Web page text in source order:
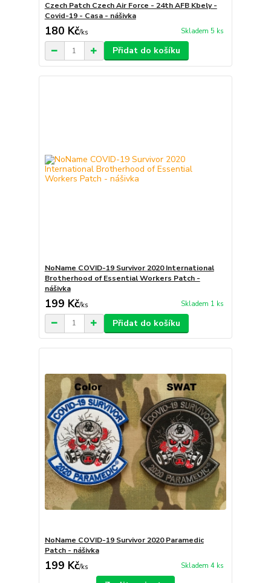
Czech Patch Czech Air Force - 24th AFB Kbely -
Covid-19 - Casa - nášivka
180 Kč/ks Skladem 5 ks
Přidat do košíku
NoName COVID-19 Survivor 2020 International
Brotherhood of Essential Workers Patch -
nášivka
199 Kč/ks Skladem 1 ks
Přidat do košíku
NoName COVID-19 Survivor 2020 Paramedic
Patch - nášivka
199 Kč/ks Skladem 4 ks